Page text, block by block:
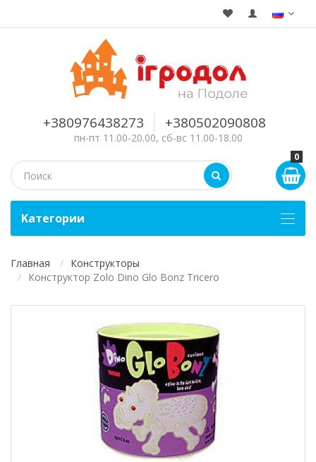
+380976438273 +380502090808
пн-пт 11.00-20.00, сб-вс 11.00-18.00
0
Kатегории
Главная
Конструкторы
Конструктор Zolo Dino Glo Bonz Tricero